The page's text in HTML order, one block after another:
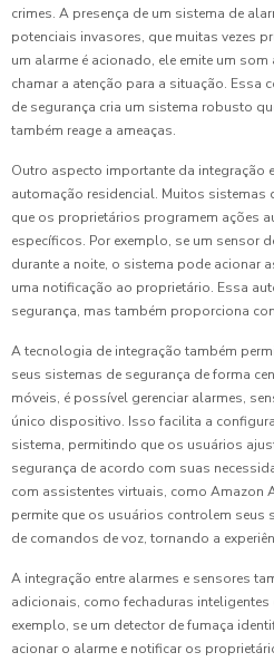
crimes. A presença de um sistema de
potenciais invasores, que muitas vezes
um alarme é acionado, ele emite um
chamar a atenção para a situação. Essa
de segurança cria um sistema robusto
também reage a ameaças.
Outro aspecto importante da integração
automação residencial. Muitos sistemas
que os proprietários programem ações
específicos. Por exemplo, se um sensor
durante a noite, o sistema pode acionar
uma notificação ao proprietário. Essa
segurança, mas também proporciona
A tecnologia de integração também
seus sistemas de segurança de forma
móveis, é possível gerenciar alarmes,
único dispositivo. Isso facilita a
sistema, permitindo que os usuários
segurança de acordo com suas
com assistentes virtuais, como Amazon
permite que os usuários controlem seus
de comandos de voz, tornando a
A integração entre alarmes e sensores
adicionais, como fechaduras inteligentes
exemplo, se um detector de fumaça
acionar o alarme e notificar os